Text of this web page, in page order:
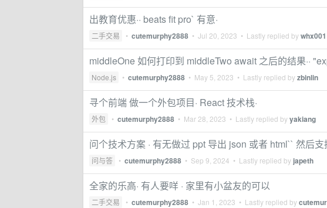
出教育优惠·· beats fit pro` 有意·
二手交易 • cutemurphy2888 • Jul 20, 2023 • Lastly replied bywhx001
middleOne 如何打印到 middleTwo await 之后的结果··
Node.js • cutemurphy2888 • May 5, 2023 • Lastly replied byzbinlin
寻个前端 做一个外包项目· React 技术栈·
外包 • cutemurphy2888 • Mar 28, 2023 • Lastly replied byyakiang
问个技术方案 · 有无做过 ppt 导出 json 或者 html`` 然后
问与答 • cutemurphy2888 • Sep 9, 2024 • Lastly replied by japeth
全家的乐高· 有人要咩 · 家里有小盆友的可以
二手交易 • cutemurphy2888 • Jan 1, 2023 • Lastly replied by